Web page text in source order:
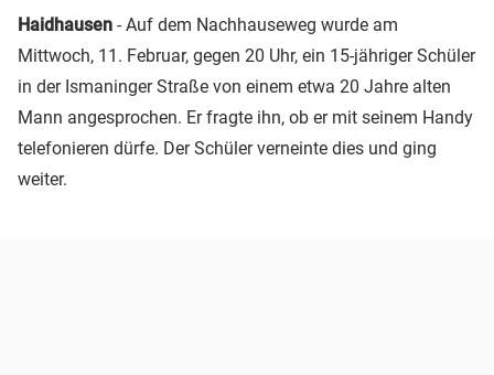
Haidhausen - Auf dem Nachhauseweg wurde am
Mittwoch, 11. Februar, gegen 20 Uhr, ein 15-jähriger Schüler
in der Ismaninger Straße von einem etwa 20 Jahre alten
Mann angesprochen. Er fragte ihn, ob er mit seinem Handy
telefonieren dürfe. Der Schüler verneinte dies und ging
weiter.